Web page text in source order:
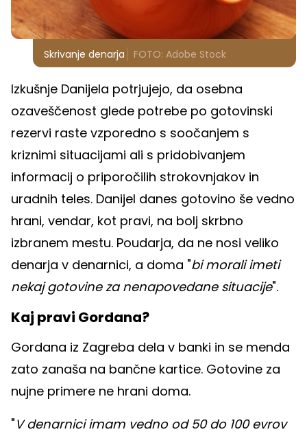
Skrivanje denarja FOTO: Adobe Stock
Izkušnje Danijela potrjujejo, da osebna
ozaveščenost glede potrebe po gotovinski
rezervi raste vzporedno s soočanjem s
kriznimi situacijami ali s pridobivanjem
informacij o priporočilih strokovnjakov in
uradnih teles. Danijel danes gotovino še vedno
hrani, vendar, kot pravi, na bolj skrbno
izbranem mestu. Poudarja, da ne nosi veliko
denarja v denarnici, a doma "bi morali imeti
nekaj gotovine za nenapovedane situacije".
Kaj pravi Gordana?
Gordana iz Zagreba dela v banki in se menda
zato zanaša na bančne kartice. Gotovine za
nujne primere ne hrani doma.
"V denarnici imam vedno od 50 do 100 evrov